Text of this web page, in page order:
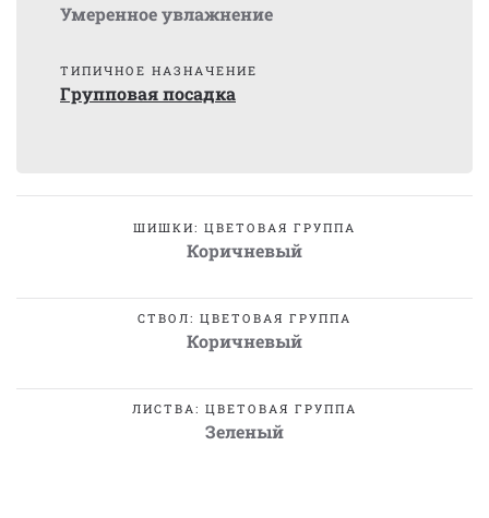
Умеренное увлажнение
ТИПИЧНОЕ НАЗНАЧЕНИЕ
Групповая посадка
ШИШКИ: ЦВЕТОВАЯ ГРУППА
Коричневый
СТВОЛ: ЦВЕТОВАЯ ГРУППА
Коричневый
ЛИСТВА: ЦВЕТОВАЯ ГРУППА
Зеленый